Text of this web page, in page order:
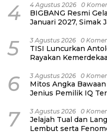
4 4 Agustus 2026 0
BIGBANG Resmi
Januari 2027, Simak
5 3 Agustus 2026 0
TISI Luncurkan
Rayakan
6 3 Agustus 2026 0
Mitos Angka
Jenius Pemilik IQ
7 3 Agustus 2026 0
Jelajah Tual dan
Lembut serta